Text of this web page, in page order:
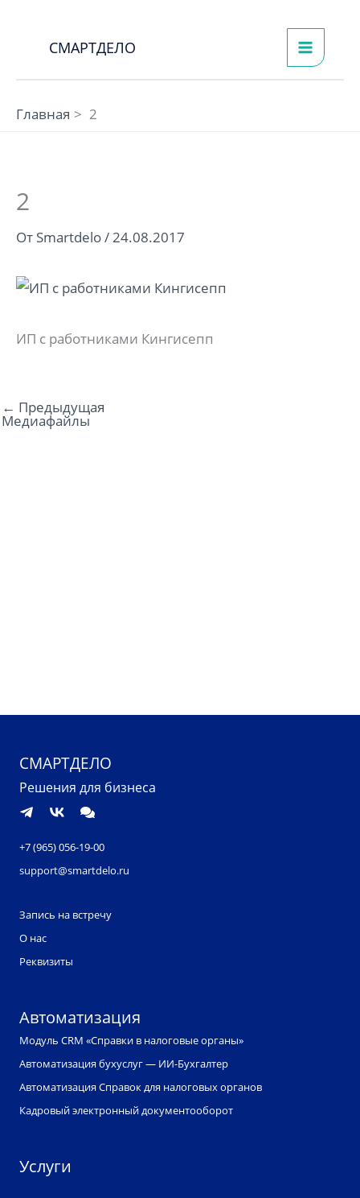
содержимому
СМАРТДЕЛО
Главная 2
2
От Smartdelo/24.08.2017
ИП с работниками Кингисепп
← Предыдущая
Медиафайлы
СМАРТДЕЛО
Решения для бизнеса
+7 (965) 056-19-00
support@smartdelo.ru
Запись на встречу
О нас
Реквизиты
Автоматизация
Модуль CRM «Справки в налоговые органы»
Автоматизация бухуслуг — ИИ-Бухгалтер
Автоматизация Справок для налоговых органов
Кадровый электронный документооборот
Услуги